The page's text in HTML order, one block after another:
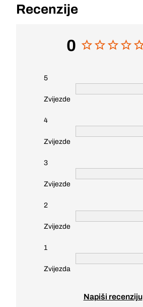
Recenzije
0
5
Zvijezde
4
Zvijezde
3
Zvijezde
2
Zvijezde
1
Zvijezda
Napiši recenziju